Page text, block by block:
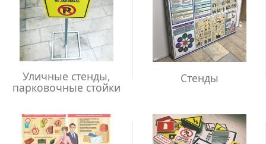
Уличные стенды,
парковочные стойки
Стенды